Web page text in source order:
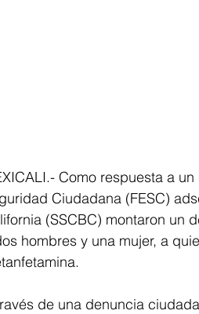
Como respuesta a
Ciudadana (FESC)
(SSCBC) montaron un
hombres y una mujer, a
de una denuncia